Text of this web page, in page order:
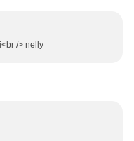
/> nelly